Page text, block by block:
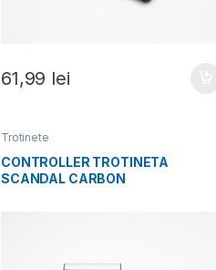
61,99 lei
Trotinete
CONTROLLER TROTINETA
SCANDAL CARBON